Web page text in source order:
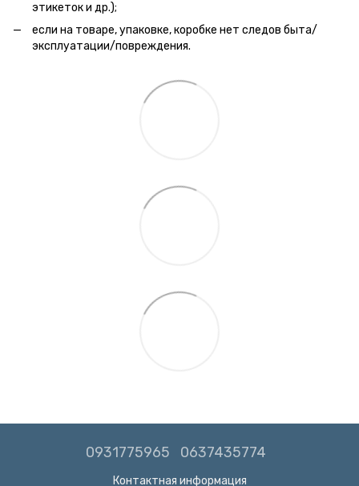
этикеток и др.);
если на товаре, упаковке, коробке нет следов быта/
эксплуатации/повреждения.
0931775965 0637435774
Контактная информация